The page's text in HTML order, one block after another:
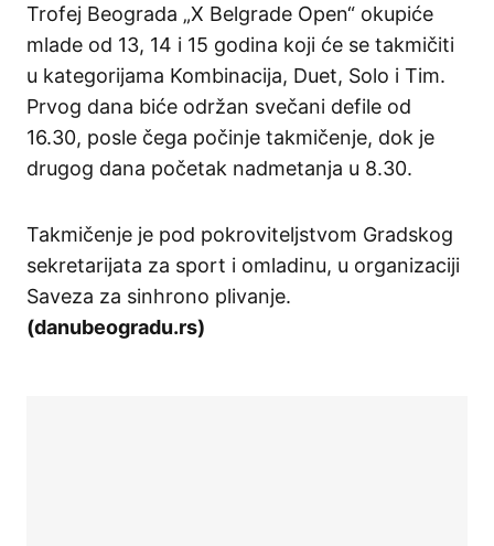
Trofej Beograda „X Belgrade Open“ okupiće
mlade od 13, 14 i 15 godina koji će se takmičiti
u kategorijama Kombinacija, Duet, Solo i Tim.
Prvog dana biće održan svečani defile od
16.30, posle čega počinje takmičenje, dok je
drugog dana početak nadmetanja u 8.30.
Takmičenje je pod pokroviteljstvom Gradskog
sekretarijata za sport i omladinu, u organizaciji
Saveza za sinhrono plivanje.
(danubeogradu.rs)